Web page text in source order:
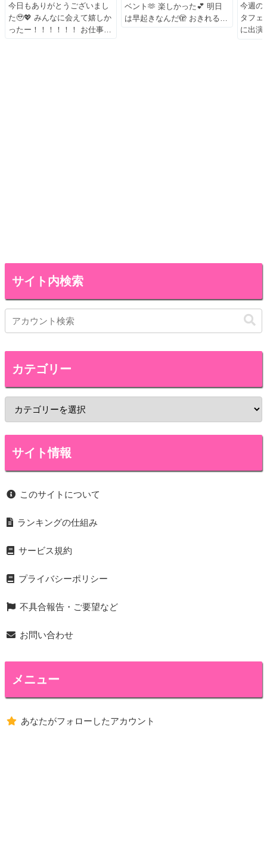
今日もありがとうございまし
た🥹💖 みんなに会えて嬉しか
ったー！！！！！！ お仕事
ベント🫶 楽しかった💕 明日
は早起きなんだ🫣 おきれる
今週の
タフェ
に出演
サイト内検索
カテゴリー
サイト情報
このサイトについて
ランキングの仕組み
サービス規約
プライバシーポリシー
不具合報告・ご要望など
お問い合わせ
メニュー
あなたがフォローしたアカウント